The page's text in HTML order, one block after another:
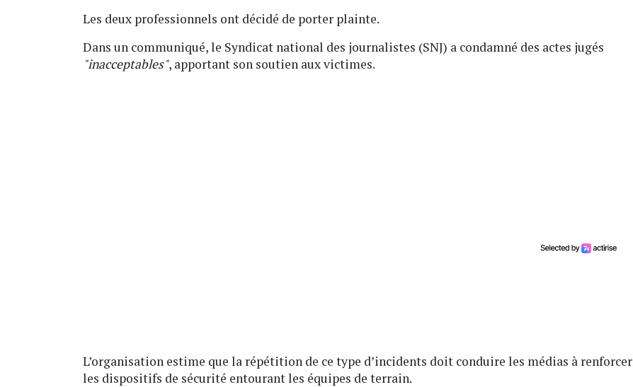
Les deux professionnels ont décidé de porter plainte.
Dans un communiqué, le Syndicat national des journalistes (SNJ) a condamné des actes jugés
"inacceptables", apportant son soutien aux victimes.
L’organisation estime que la répétition de ce type d’incidents doit conduire les médias à renforcer
les dispositifs de sécurité entourant les équipes de terrain.